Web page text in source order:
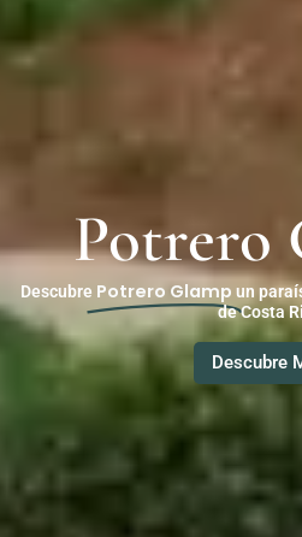
Potrero
Descubre Potrero Glamp un
de Costa
Descubre